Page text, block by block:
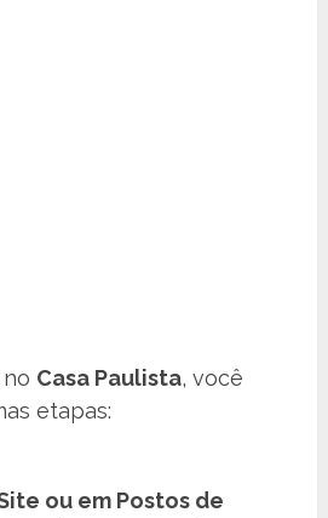
Casa Paulista, você
etapas:
ou em Postos de